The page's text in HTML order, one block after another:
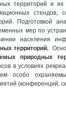
территорий и их
стендов,
Подготовкой
мер по
населения
территорий.
природных
в условиях
особо
(конференций,